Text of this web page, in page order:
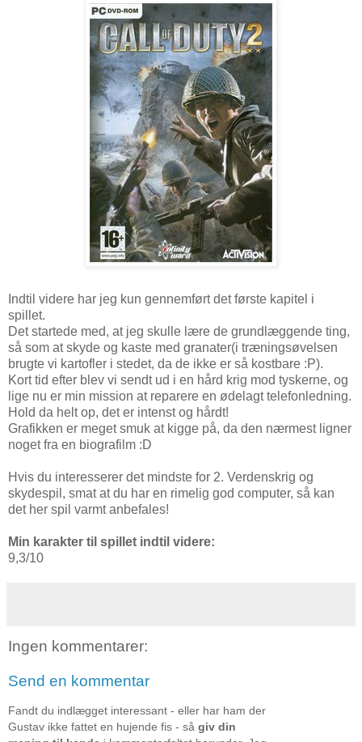
Indtil videre har jeg kun gennemført det første kapitel i
spillet.
Det startede med, at jeg skulle lære de grundlæggende ting,
så som at skyde og kaste med granater(i træningsøvelsen
brugte vi kartofler i stedet, da de ikke er så kostbare :P).
Kort tid efter blev vi sendt ud i en hård krig mod tyskerne, og
lige nu er min mission at reparere en ødelagt telefonledning.
Hold da helt op, det er intenst og hårdt!
Grafikken er meget smuk at kigge på, da den nærmest ligner
noget fra en biografilm :D
Hvis du interesserer det mindste for 2. Verdenskrig og
skydespil, smat at du har en rimelig god computer, så kan
det her spil varmt anbefales!
Min karakter til spillet indtil videre:
9,3/10
Ingen kommentarer:
Send en kommentar
Fandt du indlægget interessant - eller har ham der
Gustav ikke fattet en hujende fis - så giv din